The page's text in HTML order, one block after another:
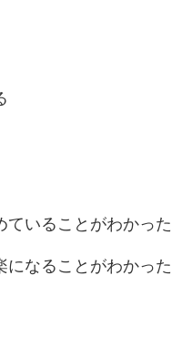
ていることがわかった
になることがわかった